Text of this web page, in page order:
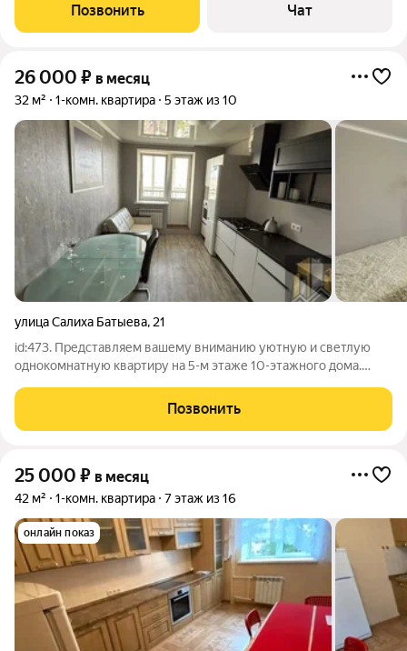
ответить в чате. Оставьте пожалуйста свой номер телефона
или данные куда вам можно
Позвонить Чат
26 000 ₽ в месяц
32 м² 1-комн. квартира 5 этаж из 10
улица Салиха Батыева, 21
id:473. Представляем вашему вниманию уютную и светлую
однокомнатную квартиру на 5-м этаже 10-этажного дома.
которых 12 квадратных метров приходится на просторную и
функциональную кухню
Позвонить
25 000 ₽ в месяц
42 м² 1-комн. квартира 7 этаж из 16
онлайн показ